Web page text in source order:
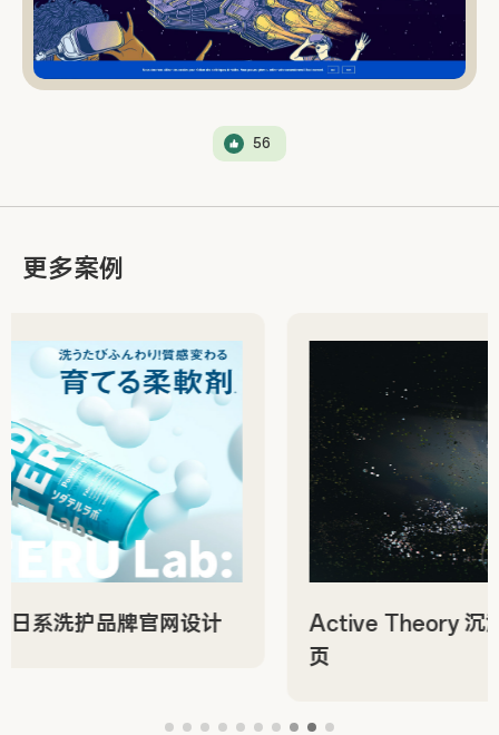
56
更多案例
Active Theory 沉浸式创意数字工作室作品